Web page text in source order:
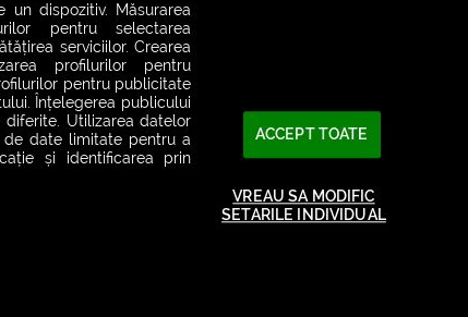
2026© SMART RADIO. Toate drepturile rezervate
dispozitiv. Măsurarea
pentru selectarea
serviciilor. Crearea
profilurilor pentru
pentru publicitate
Înțelegerea publicului
Utilizarea datelor
date limitate pentru a
și identificarea prin
ACCEPT TOATE
VREAU SA MODIFIC
SETARILE INDIVIDUAL